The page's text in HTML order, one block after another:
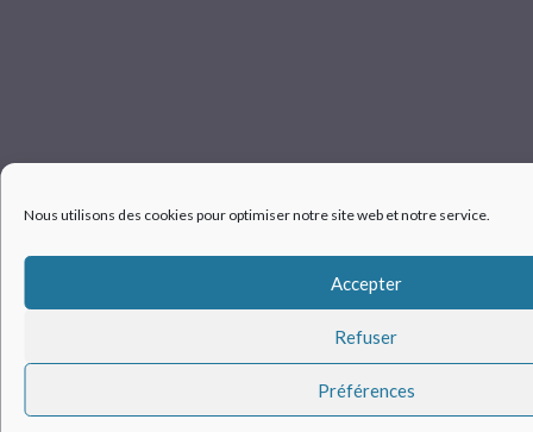
Nous utilisons des cookies pour optimiser notre site web et notre service.
Accepter
Refuser
Préférences